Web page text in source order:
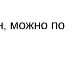
можно по